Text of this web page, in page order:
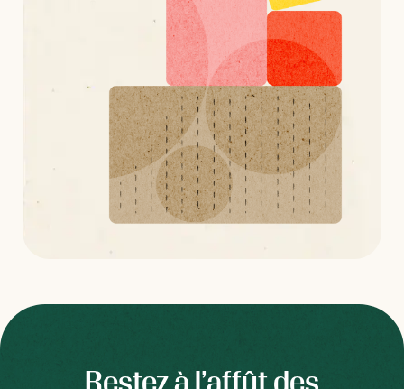
Restez à l’affût des